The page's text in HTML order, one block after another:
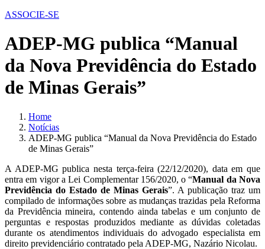
ASSOCIE-SE
ADEP-MG publica “Manual
da Nova Previdência do Estado
de Minas Gerais”
Home
Notícias
ADEP-MG publica “Manual da Nova Previdência do Estado
de Minas Gerais”
A ADEP-MG publica nesta terça-feira (22/12/2020), data em que
entra em vigor a Lei Complementar 156/2020, o “Manual da Nova
Previdência do Estado de Minas Gerais”. A publicação traz um
compilado de informações sobre as mudanças trazidas pela Reforma
da Previdência mineira, contendo ainda tabelas e um conjunto de
perguntas e respostas produzidos mediante as dúvidas coletadas
durante os atendimentos individuais do advogado especialista em
direito previdenciário contratado pela ADEP-MG, Nazário Nicolau.